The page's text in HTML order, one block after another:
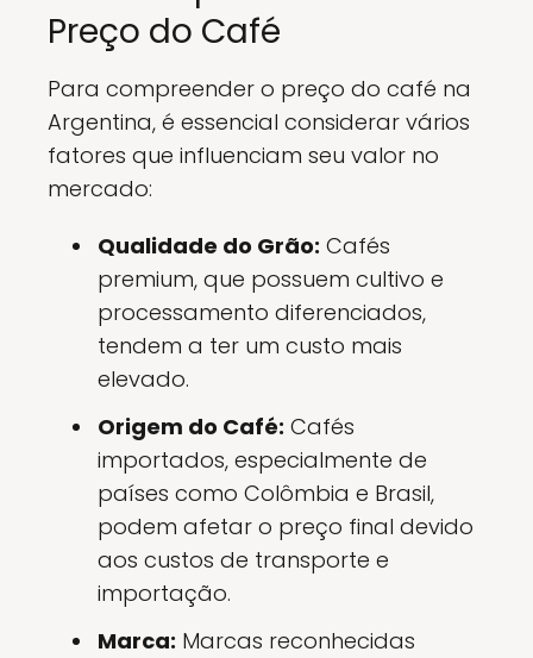
Preço do Café
Para compreender o preço do café na
Argentina, é essencial considerar vários
fatores que influenciam seu valor no
mercado:
Qualidade do Grão: Cafés
premium, que possuem cultivo e
processamento diferenciados,
tendem a ter um custo mais
elevado.
Origem do Café: Cafés
importados, especialmente de
países como Colômbia e Brasil,
podem afetar o preço final devido
aos custos de transporte e
importação.
Marca: Marcas reconhecidas